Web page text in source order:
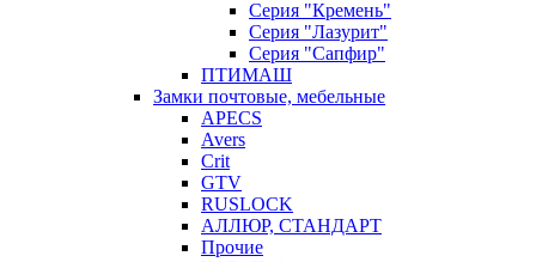
Серия "Кремень"
Серия "Лазурит"
Серия "Сапфир"
ПТИМАШ
Замки почтовые, мебельные
APECS
Avers
Crit
GTV
RUSLOCK
АЛЛЮР, СТАНДАРТ
Прочие